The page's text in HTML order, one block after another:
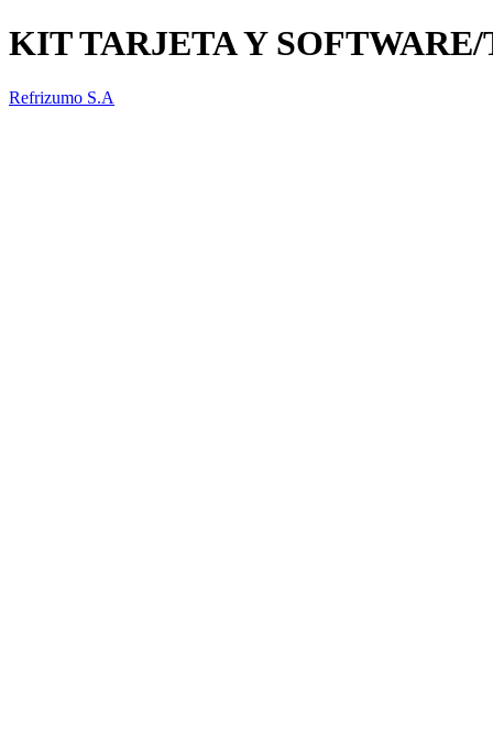
KIT TARJETA Y
Refrizumo S.A